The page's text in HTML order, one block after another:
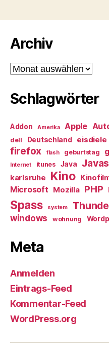
Archiv
Archiv
Schlagwörter
Addon Amerika Apple
dell Deutschland eisdiele
firefox flash geburtstag
Internet itunes Java
karlsruhe Kino
Microsoft Mozilla PHP
Spass system
windows wohnung
Meta
Anmelden
Eintrags-Feed
Kommentar-Feed
WordPress.org